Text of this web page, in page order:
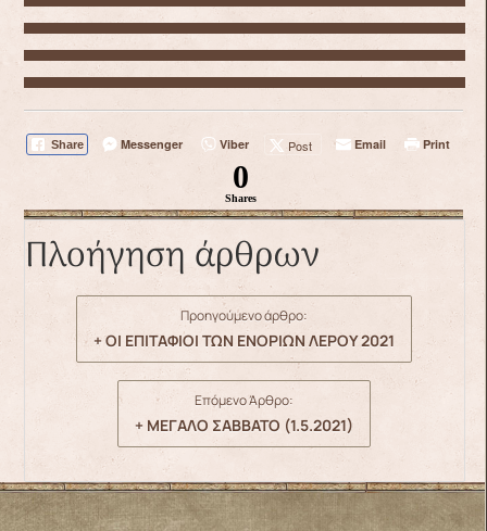
Share Messenger Viber Post Email Print
0
Shares
Πλοήγηση άρθρων
Προηγούμενο άρθρο:
+ ΟΙ ΕΠΙΤΑΦΙΟΙ ΤΩΝ ΕΝΟΡΙΩΝ ΛΕΡΟΥ 2021
Επόμενο Άρθρο:
+ ΜΕΓΑΛΟ ΣΑΒΒΑΤΟ (1.5.2021)